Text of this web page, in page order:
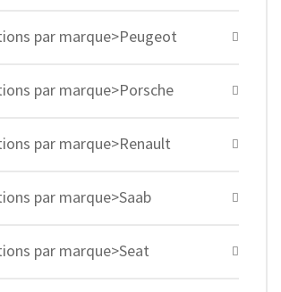
par marque>Peugeot
par marque>Porsche
par marque>Renault
par marque>Saab
par marque>Seat